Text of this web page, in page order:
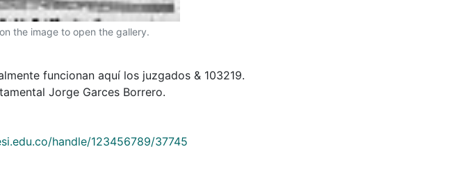
the image to open the gallery.
funcionan aquí los juzgados & 103219.
Jorge Garces Borrero.
handle/123456789/37745